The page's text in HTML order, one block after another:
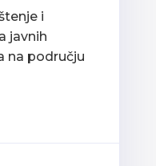
i
javnih
na području